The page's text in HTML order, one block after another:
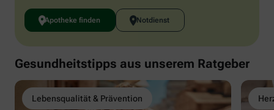
Apotheke finden Notdienst
Gesundheitstipps aus unserem Ratgeber
Lebensqualität & Prävention